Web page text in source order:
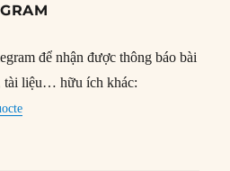
để nhận được thông báo bài
tài liệu… hữu ích khác: